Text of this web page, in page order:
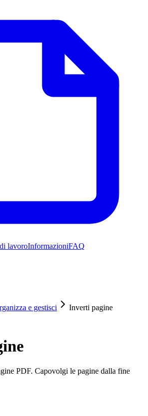
lavoroInformazioniFAQ
e gestisci Inverti pagine
PDF. Capovolgi le pagine dalla fine